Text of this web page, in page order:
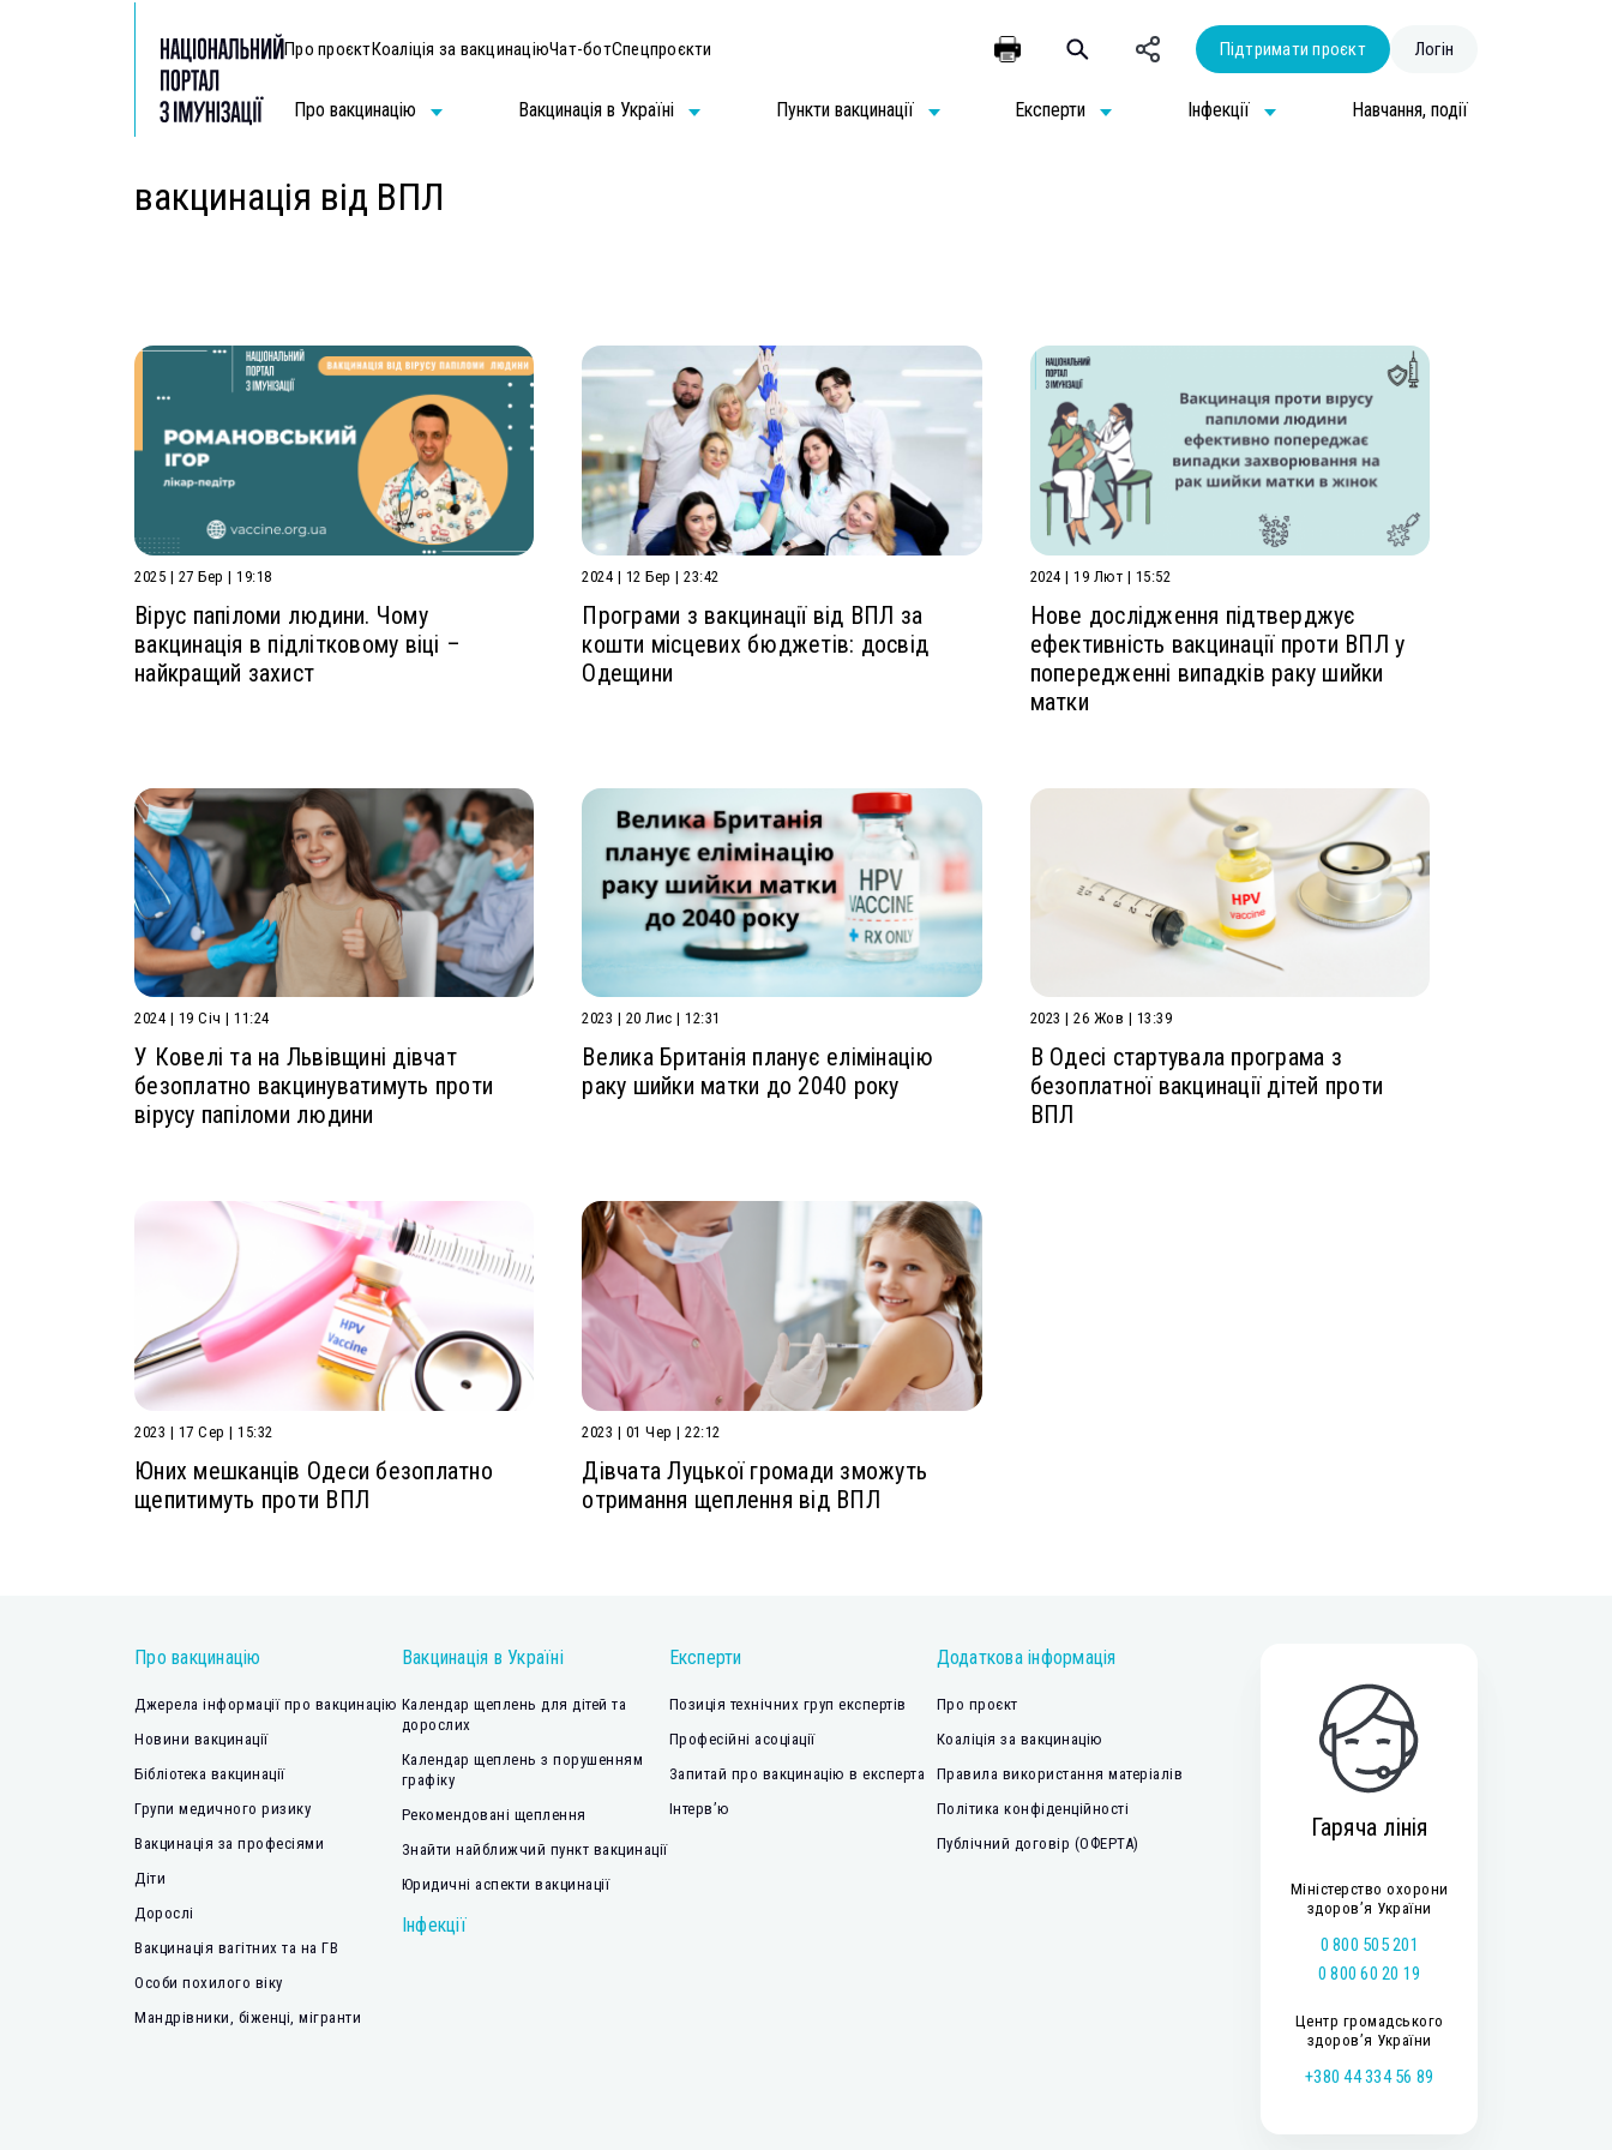
Про проєктКоаліція за вакцинаціюЧат-ботСпецпроєкти Підтримати проєкт Логін
Про вакцинацію Вакцинація в Україні Пункти вакцинації Експерти Інфекції Навчання, події
вакцинація від ВПЛ
2025 | 27 Бер | 19:18
Вірус папіломи людини. Чому
вакцинація в підлітковому віці –
найкращий захист
2024 | 12 Бер | 23:42
Програми з вакцинації від ВПЛ за
кошти місцевих бюджетів: досвід
Одещини
2024 | 19 Лют | 15:52
Нове дослідження підтверджує
ефективність вакцинації проти ВПЛ у
попередженні випадків раку шийки
матки
2024 | 19 Січ | 11:24
У Ковелі та на Львівщині дівчат
безоплатно вакцинуватимуть проти
вірусу папіломи людини
2023 | 20 Лис | 12:31
Велика Британія планує елімінацію
раку шийки матки до 2040 року
2023 | 26 Жов | 13:39
В Одесі стартувала програма з
безоплатної вакцинації дітей проти
ВПЛ
2023 | 17 Сер | 15:32
Юних мешканців Одеси безоплатно
щепитимуть проти ВПЛ
2023 | 01 Чер | 22:12
Дівчата Луцької громади зможуть
отримання щеплення від ВПЛ
Про вакцинацію
Джерела інформації про вакцинацію
Новини вакцинації
Бібліотека вакцинації
Групи медичного ризику
Вакцинація за професіями
Діти
Дорослі
Вакцинація вагітних та на ГВ
Особи похилого віку
Мандрівники, біженці, мігранти
Вакцинація в Україні
Календар щеплень для дітей та
дорослих
Календар щеплень з порушенням
графіку
Рекомендовані щеплення
Знайти найближчий пункт вакцинації
Юридичні аспекти вакцинації
Інфекції
Експерти
Позиція технічних груп експертів
Професійні асоціації
Запитай про вакцинацію в експерта
Інтерв’ю
Додаткова інформація
Про проєкт
Коаліція за вакцинацію
Правила використання матеріалів
Політика конфіденційності
Публічний договір (ОФЕРТА)
Гаряча лінія
Міністерство охорони
здоров’я України
0 800 505 201
0 800 60 20 19
Центр громадського
здоров’я України
+380 44 334 56 89